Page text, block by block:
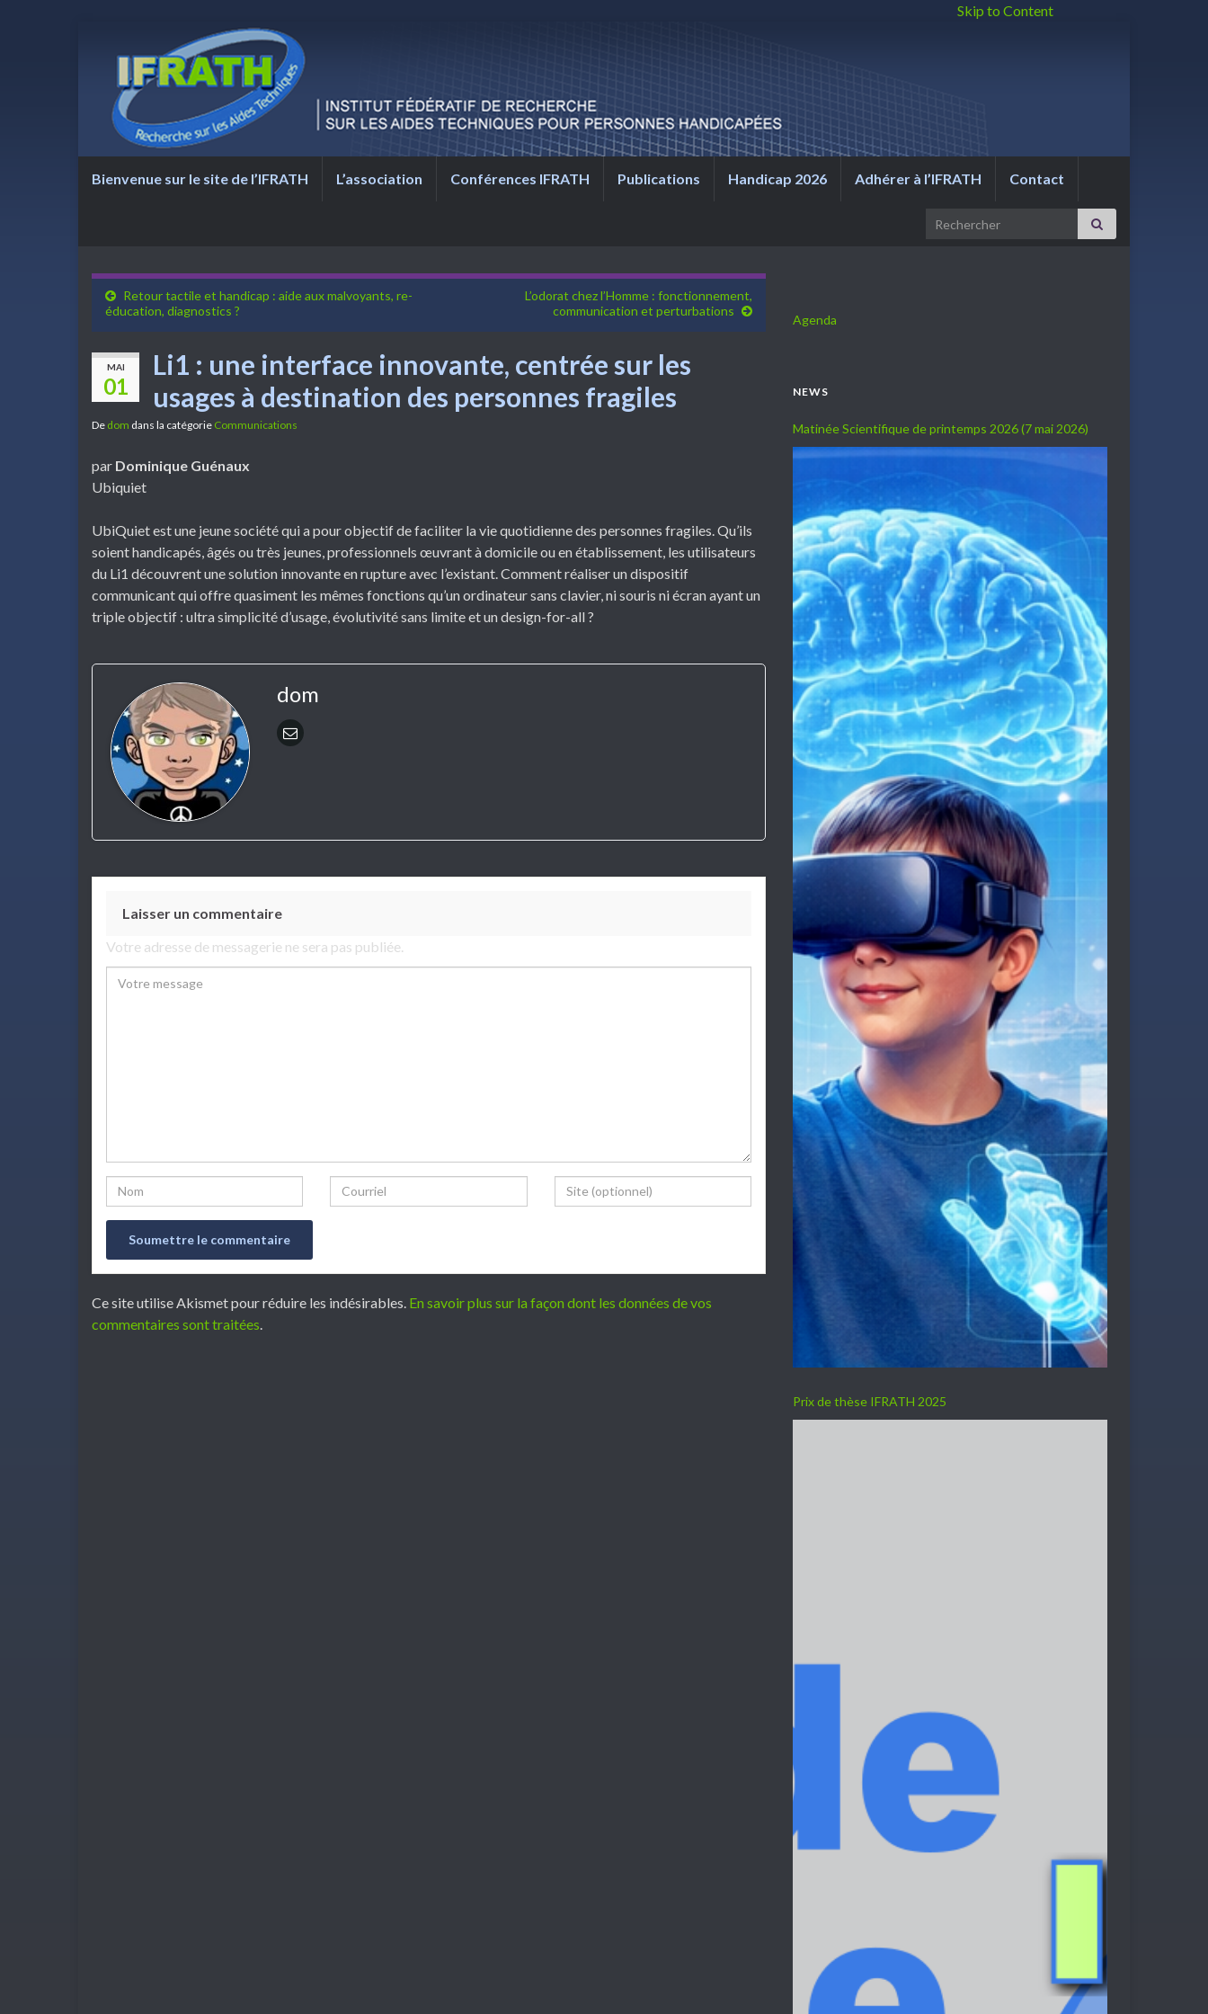
Skip to Content
Bienvenue sur le site de l’IFRATH L’association Conférences IFRATH Publications Handicap 2026 Adhérer à l’IFRATH Contact
Search for:
Retour tactile et handicap : aide aux malvoyants, re-
éducation, diagnostics ?
L’odorat chez l’Homme : fonctionnement,
communication et perturbations
MAI
01
Li1 : une interface innovante, centrée sur les
usages à destination des personnes fragiles
De dom dans la catégorie Communications
par Dominique Guénaux
Ubiquiet
UbiQuiet est une jeune société qui a pour objectif de faciliter la vie quotidienne des personnes fragiles. Qu’ils
soient handicapés, âgés ou très jeunes, professionnels œuvrant à domicile ou en établissement, les utilisateurs
du Li1 découvrent une solution innovante en rupture avec l’existant. Comment réaliser un dispositif
communicant qui offre quasiment les mêmes fonctions qu’un ordinateur sans clavier, ni souris ni écran ayant un
triple objectif : ultra simplicité d’usage, évolutivité sans limite et un design-for-all ?
dom
Laisser un commentaire
Votre adresse de messagerie ne sera pas publiée.
Comment
Name Email Website
Ce site utilise Akismet pour réduire les indésirables. En savoir plus sur la façon dont les données de vos
commentaires sont traitées
Agenda
NEWS
Matinée Scientifique de printemps 2026 (7 mai 2026)
Prix de thèse IFRATH 2025